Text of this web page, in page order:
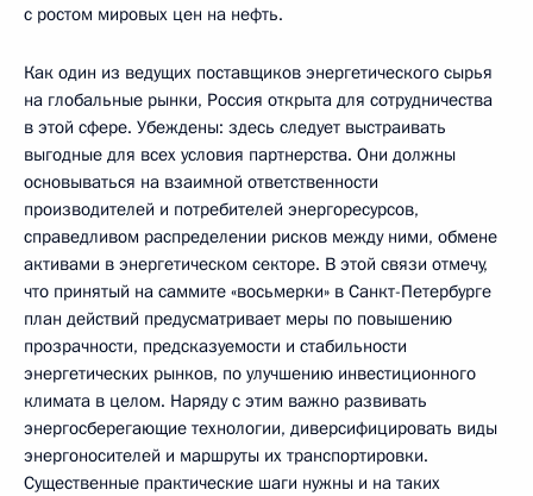
с ростом мировых цен на нефть.
Как один из ведущих поставщиков энергетического сырья
на глобальные рынки, Россия открыта для сотрудничества
в этой сфере. Убеждены: здесь следует выстраивать
выгодные для всех условия партнерства. Они должны
основываться на взаимной ответственности
производителей и потребителей энергоресурсов,
справедливом распределении рисков между ними, обмене
активами в энергетическом секторе. В этой связи отмечу,
что принятый на саммите «восьмерки» в Санкт-Петербурге
план действий предусматривает меры по повышению
прозрачности, предсказуемости и стабильности
энергетических рынков, по улучшению инвестиционного
климата в целом. Наряду с этим важно развивать
энергосберегающие технологии, диверсифицировать виды
энергоносителей и маршруты их транспортировки.
Существенные практические шаги нужны и на таких